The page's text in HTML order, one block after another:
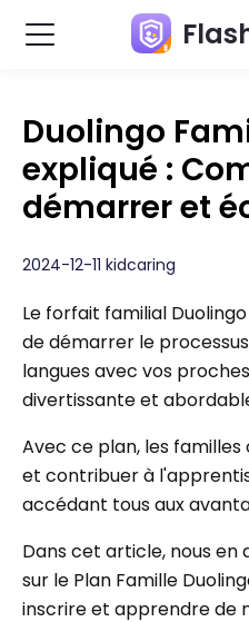
Duolingo
expliqué :
démarrer et
2024-12-11 kidcaring
Le forfait familial
de démarrer le
langues avec vos
divertissante et
Avec ce plan, les familles
et contribuer à
accédant tous aux
Dans cet article, nous
sur le Plan Famille
inscrire et apprendre de